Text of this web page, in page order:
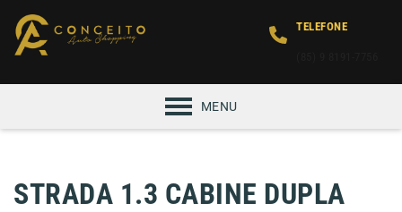
TELEFONE
MENU
STRADA 1.3 CABINE DUPLA